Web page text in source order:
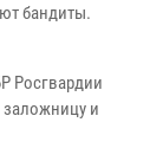
бандиты.
Росгвардии
и